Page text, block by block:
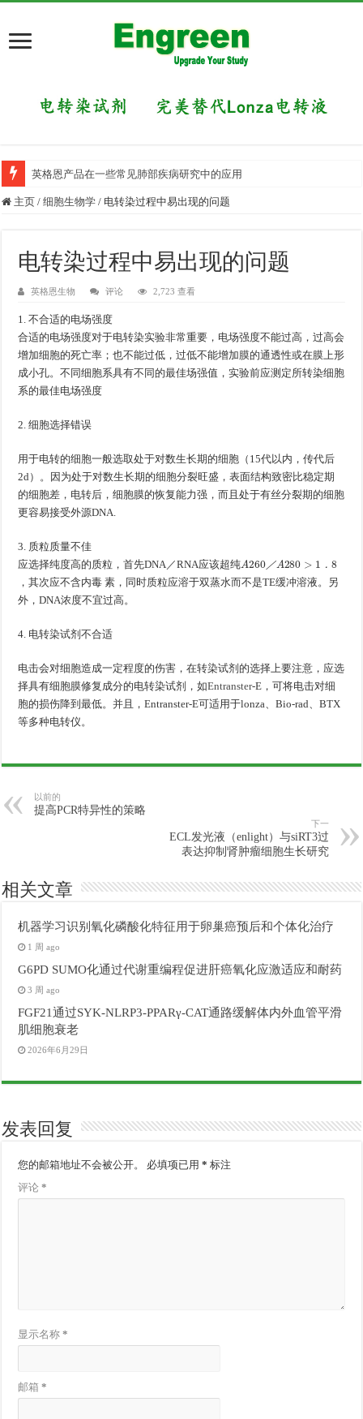
英格恩产品在一些常见肺部疾病研究中的应用
主页 / 细胞生物学 / 电转染过程中易出现的问题
电转染过程中易出现的问题
英格恩生物 评论 2,723 查看
1. 不合适的电场强度
合适的电场强度对于电转染实验非常重要，电场强度不能过高，过高会
增加细胞的死亡率；也不能过低，过低不能增加膜的通透性或在膜上形
成小孔。不同细胞系具有不同的最佳场强值，实验前应测定所转染细胞
系的最佳电场强度
2. 细胞选择错误
用于电转的细胞一般选取处于对数生长期的细胞（15代以内，传代后
2d）。因为处于对数生长期的细胞分裂旺盛，表面结构致密比稳定期
的细胞差，电转后，细胞膜的恢复能力强，而且处于有丝分裂期的细胞
更容易接受外源DNA.
3. 质粒质量不佳
应选择纯度高的质粒，首先DNA／RNA应该超纯 A 260 ／
A 280 1 ．
8
，其次应不含内毒 素，同时质粒应溶于双蒸水而不是TE缓冲溶液。另
外，DNA浓度不宜过高。
4. 电转染试剂不合适
电击会对细胞造成一定程度的伤害，在转染试剂的选择上要注意，应选
择具有细胞膜修复成分的电转染试剂，如Entranster-E，可将电击对细
胞的损伤降到最低。并且，Entranster-E可适用于lonza、Bio-rad、BTX
等多种电转仪。
以前的
提高PCR特异性的策略
下一
ECL发光液（enlight）与siRT3过
表达抑制肾肿瘤细胞生长研究
相关文章
机器学习识别氧化磷酸化特征用于卵巢癌预后和个体化治疗
1 周 ago
G6PD SUMO化通过代谢重编程促进肝癌氧化应激适应和耐药
3 周 ago
FGF21通过SYK-NLRP3-PPARγ-CAT通路缓解体内外血管平滑
肌细胞衰老
2026年6月29日
发表回复
您的邮箱地址不会被公开。 必填项已用* 标注
评论*
显示名称*
邮箱*